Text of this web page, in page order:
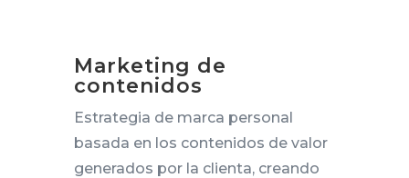
Marketing de
contenidos
Estrategia de marca personal
basada en los contenidos de valor
generados por la clienta, creando